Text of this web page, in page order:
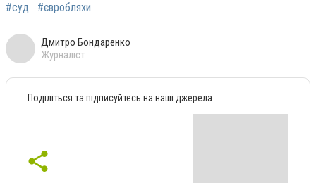
#суд #євробляхи
Дмитро Бондаренко
Журналіст
Поділіться та підписуйтесь на наші джерела